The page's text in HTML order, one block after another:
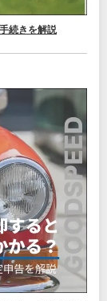
続きを解説